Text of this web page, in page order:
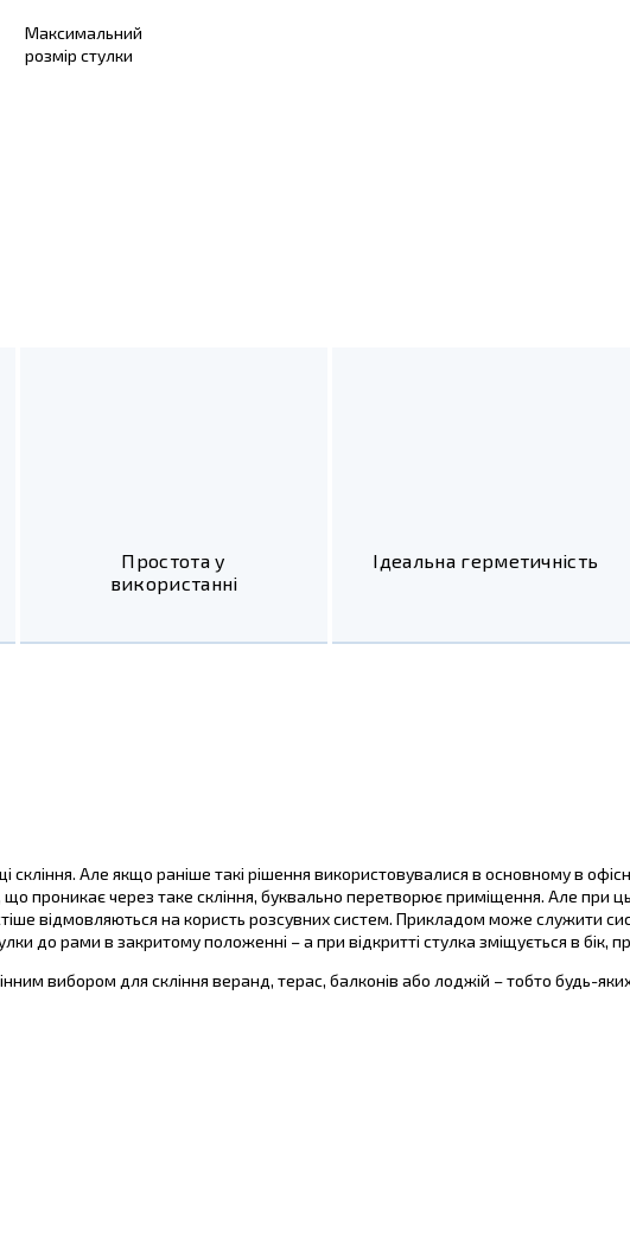
Максимальний
розмір стулки
Простота у
використанні
Ідеальна герметичність
скління. Але якщо раніше такі рішення використовувалися в основному в
що проникає через таке скління, буквально перетворює приміщення. Але при
відмовляються на користь розсувних систем. Прикладом може служити
до рами в закритому положенні – а при відкритті стулка зміщується в бік,
вибором для скління веранд, терас, балконів або лоджій – тобто будь-